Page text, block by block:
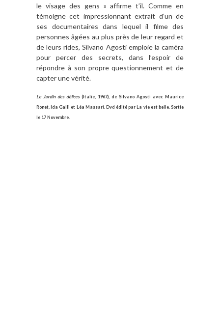
le visage des gens » affirme t’il. Comme en
témoigne cet impressionnant extrait d’un de
ses documentaires dans lequel il filme des
personnes âgées au plus près de leur regard et
de leurs rides, Silvano Agosti emploie la caméra
pour percer des secrets, dans l’espoir de
répondre à son propre questionnement et de
capter une vérité.
Le Jardin des délices (Italie, 1967), de Silvano Agosti avec Maurice
Ronet, Ida Galli et Léa Massari. Dvd édité par La vie est belle. Sortie
le 17 Novembre.